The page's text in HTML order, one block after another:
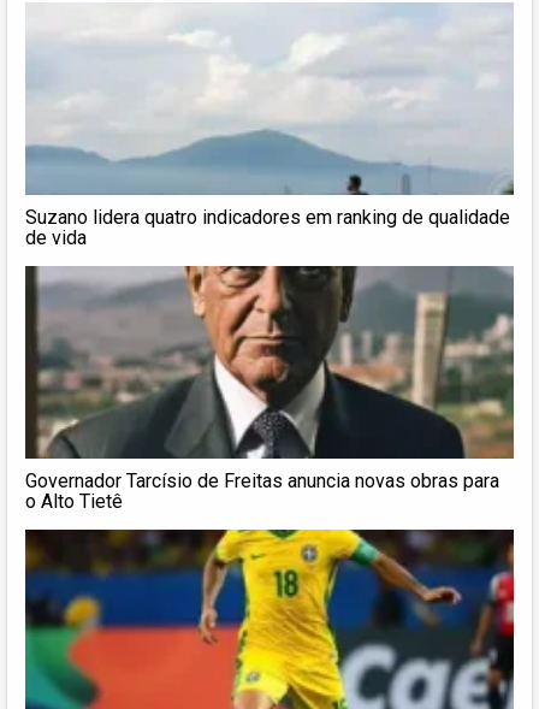
Suzano lidera quatro indicadores em ranking de qualidade
de vida
Governador Tarcísio de Freitas anuncia novas obras para
o Alto Tietê